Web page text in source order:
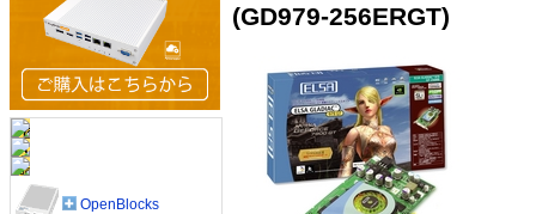
(GD979-256ERGT)
OpenBlocks